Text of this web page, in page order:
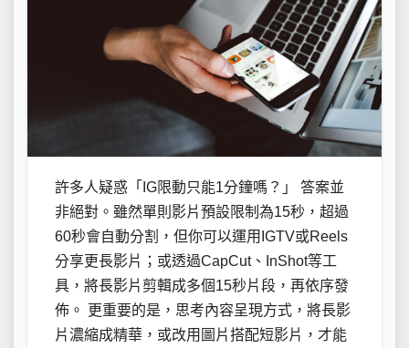
許多人疑惑「IG限動只能1分鐘嗎？」 答案並
非絕對。雖然單則影片預設限制為15秒，超過
60秒會自動分割，但你可以運用IGTV或Reels
分享更長影片；或透過CapCut、InShot等工
具，將長影片剪輯成多個15秒片段，再依序發
佈。 更重要的是，思考內容呈現方式，將長影
片濃縮成精華，或改用圖片搭配短影片，才能